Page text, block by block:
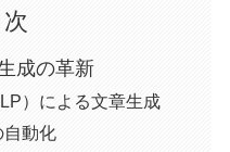
次
成の革新
）による文章生成
自動化